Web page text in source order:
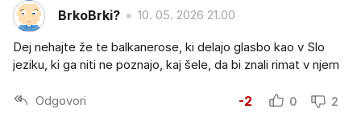
BrkoBrki? 10. 05. 2026 21.00
Dej nehajte že te balkanerose, ki delajo glasbo kao v Slo
jeziku, ki ga niti ne poznajo, kaj šele, da bi znali rimat v njem
Odgovori -2 0 2